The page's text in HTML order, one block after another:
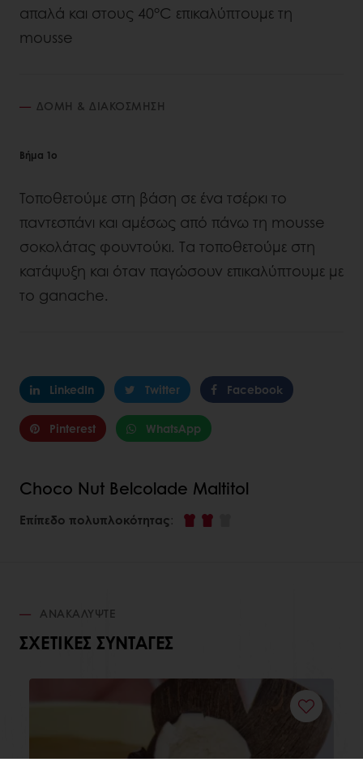
απαλά και στους 40°C επικαλύπτουμε τη
mousse
ΔΟΜΗ & ΔΙΑΚΟΣΜΗΣΗ
Βήμα 1ο
Τοποθετούμε στη βάση σε ένα τσέρκι το
παντεσπάνι και αμέσως από πάνω τη mousse
σοκολάτας φουντούκι. Tα τοποθετούμε στη
κατάψυξη και όταν παγώσουν επικαλύπτουμε με
το ganache.
LinkedIn Twitter Facebook
Pinterest WhatsApp
Choco Nut Belcolade Maltitol
Επίπεδο πολυπλοκότητας:
ΑΝΑΚΑΛΎΨΤΕ
ΣΧΕΤΙΚΈΣ ΣΥΝΤΑΓΈΣ